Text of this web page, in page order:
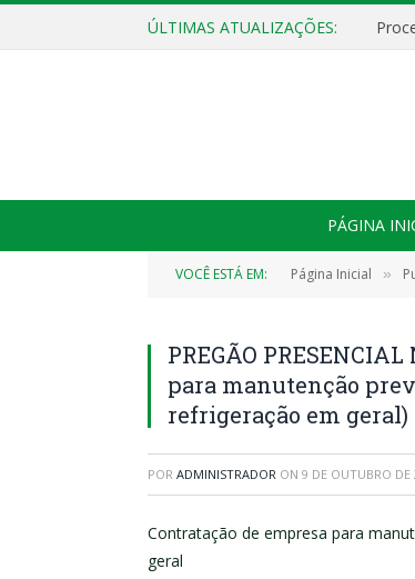
ÚLTIMAS ATUALIZAÇÕES:
PÁGINA
VOCÊ ESTÁ EM: Página Inicial »
PREGÃO
para manutenção
refrigeração em geral)
POR ADMINISTRADOR ON 9 DE OUTUBRO DE
Contratação de empresa para
geral